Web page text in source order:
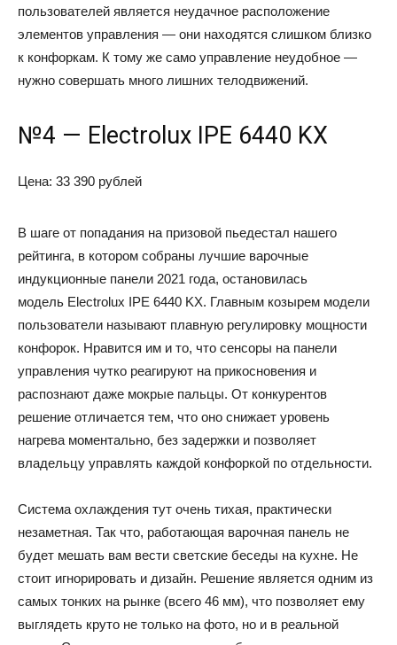
пользователей является неудачное расположение
элементов управления — они находятся слишком близко
к конфоркам. К тому же само управление неудобное —
нужно совершать много лишних телодвижений.
№4 — Electrolux IPE 6440 KX
Цена: 33 390 рублей
В шаге от попадания на призовой пьедестал нашего
рейтинга, в котором собраны лучшие варочные
индукционные панели 2021 года, остановилась
модель Electrolux IPE 6440 KX. Главным козырем модели
пользователи называют плавную регулировку мощности
конфорок. Нравится им и то, что сенсоры на панели
управления чутко реагируют на прикосновения и
распознают даже мокрые пальцы. От конкурентов
решение отличается тем, что оно снижает уровень
нагрева моментально, без задержки и позволяет
владельцу управлять каждой конфоркой по отдельности.
Система охлаждения тут очень тихая, практически
незаметная. Так что, работающая варочная панель не
будет мешать вам вести светские беседы на кухне. Не
стоит игнорировать и дизайн. Решение является одним из
самых тонких на рынке (всего 46 мм), что позволяет ему
выглядеть круто не только на фото, но и в реальной